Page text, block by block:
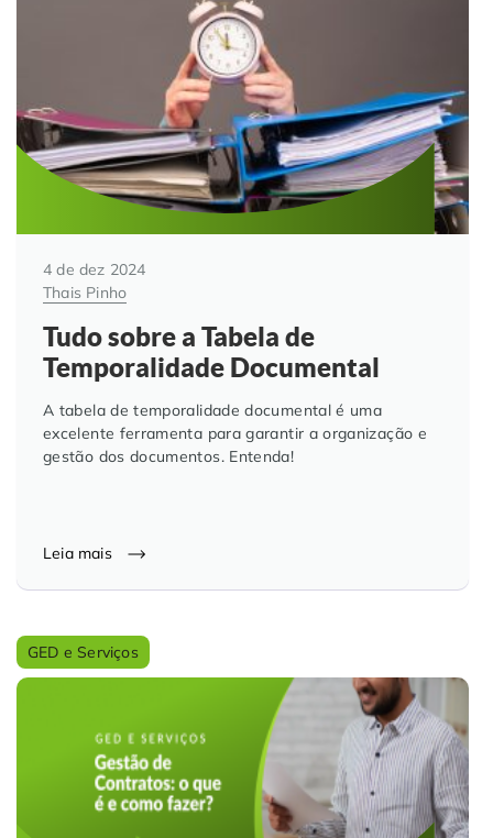
4 de dez 2024
Thais Pinho
Tudo sobre a Tabela de
Temporalidade Documental
A tabela de temporalidade documental é uma
excelente ferramenta para garantir a organização e
gestão dos documentos. Entenda!
Leia mais
GED e Serviços